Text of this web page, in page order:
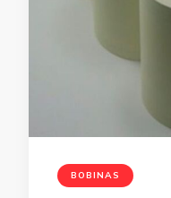
BOBINAS